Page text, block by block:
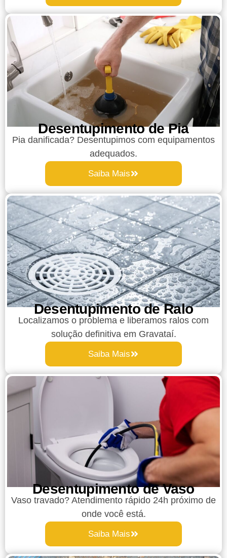
Desentupimento de Pia
Pia danificada? Desentupimos com equipamentos
adequados.
Saiba Mais
Desentupimento de Ralo
Localizamos o problema e liberamos ralos com
solução definitiva em Gravataí.
Saiba Mais
Desentupimento de Vaso
Vaso travado? Atendimento rápido 24h próximo de
onde você está.
Saiba Mais